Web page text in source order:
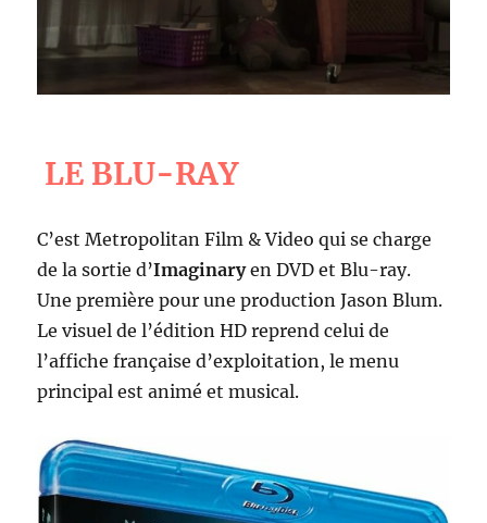
LE BLU-RAY
C’est Metropolitan Film & Video qui se charge
de la sortie d’Imaginaryen DVD et Blu-ray.
Une première pour une production Jason Blum.
Le visuel de l’édition HD reprend celui de
l’affiche française d’exploitation, le menu
principal est animé et musical.